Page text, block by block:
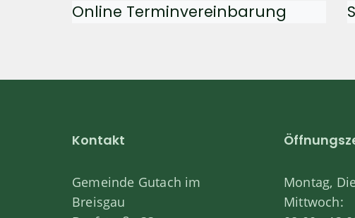
Online Terminvereinbarung
Kontakt
Gemeinde Gutach im
Breisgau
Montag,
Mittwoch: